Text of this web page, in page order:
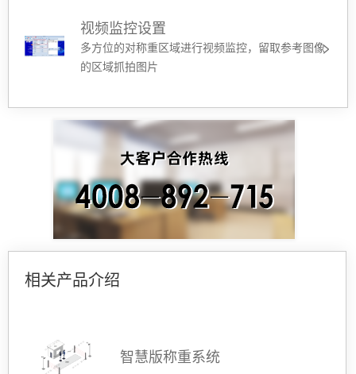
视频监控设置
多方位的对称重区域进行视频监控，留取参考图像
的区域抓拍图片
相关产品介绍
智慧版称重系统